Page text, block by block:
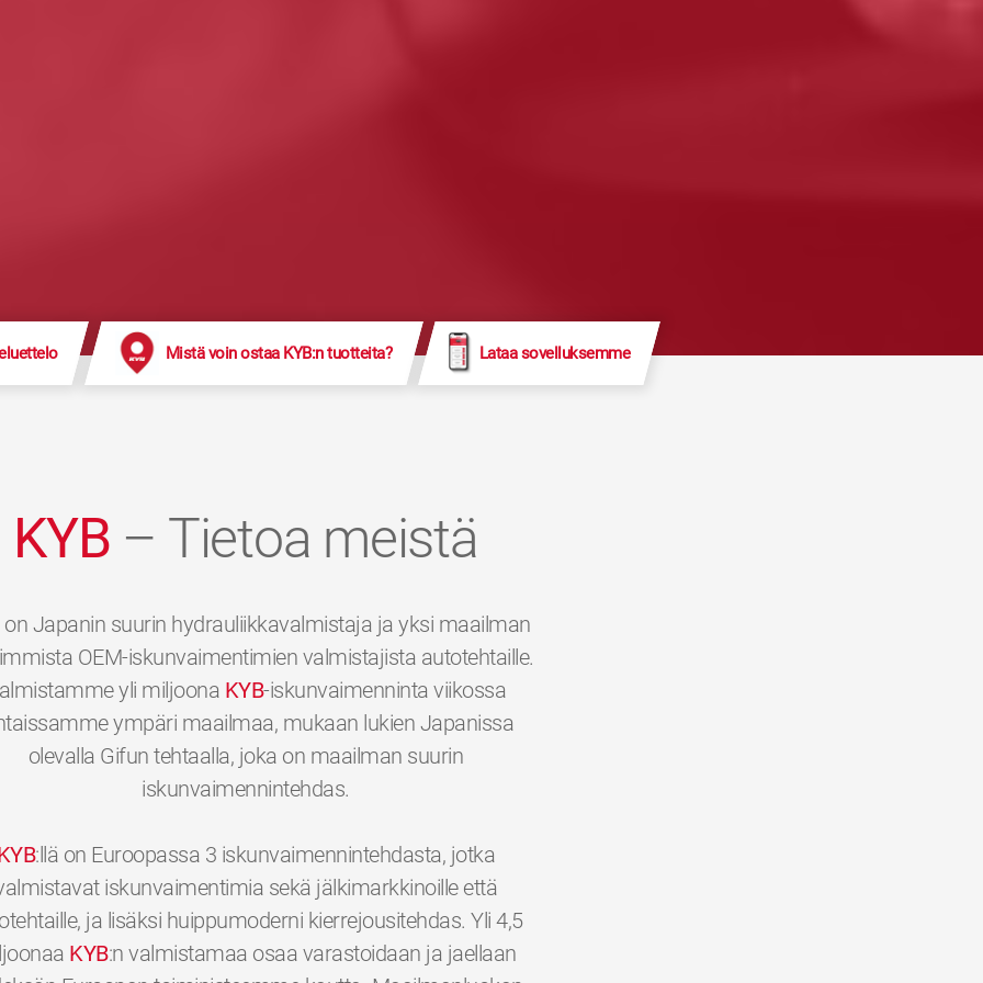
Mistä voin ostaa KYB:n tuotteita? Lataa sovelluksemme
KYB – Tietoa meistä
on Japanin suurin hydrauliikkavalmistaja ja yksi maailman
OEM-iskunvaimentimien valmistajista autotehtaille.
yli miljoona KYB-iskunvaimenninta viikossa
ympäri maailmaa, mukaan lukien Japanissa
olevalla Gifun tehtaalla, joka on maailman suurin
iskunvaimennintehdas.
:llä on Euroopassa 3 iskunvaimennintehdasta, jotka
iskunvaimentimia sekä jälkimarkkinoille että
ja lisäksi huippumoderni kierrejousitehdas. Yli 4,5
KYB:n valmistamaa osaa varastoidaan ja jaellaan